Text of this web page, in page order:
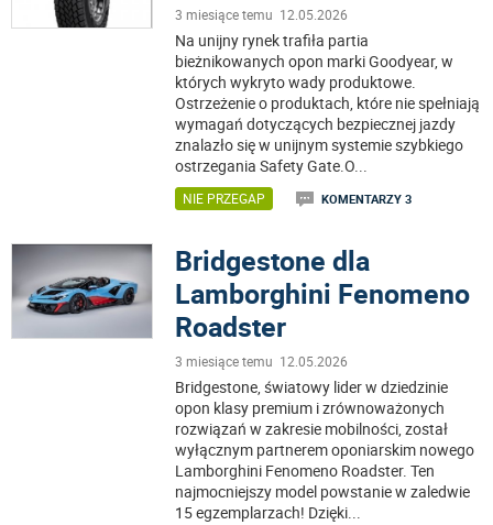
3 miesiące temu 12.05.2026
Na unijny rynek trafiła partia
bieżnikowanych opon marki Goodyear, w
których wykryto wady produktowe.
Ostrzeżenie o produktach, które nie spełniają
wymagań dotyczących bezpiecznej jazdy
znalazło się w unijnym systemie szybkiego
ostrzegania Safety Gate.O...
NIE PRZEGAP KOMENTARZY 3
Bridgestone dla
Lamborghini Fenomeno
Roadster
3 miesiące temu 12.05.2026
Bridgestone, światowy lider w dziedzinie
opon klasy premium i zrównoważonych
rozwiązań w zakresie mobilności, został
wyłącznym partnerem oponiarskim nowego
Lamborghini Fenomeno Roadster. Ten
najmocniejszy model powstanie w zaledwie
15 egzemplarzach! Dzięki...